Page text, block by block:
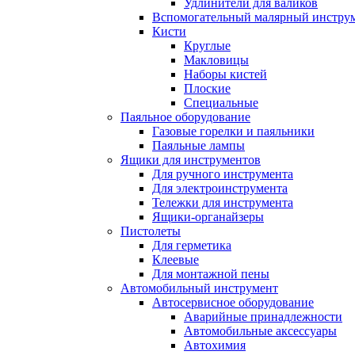
Удлинители для валиков
Вспомогательный малярный
Кисти
Круглые
Макловицы
Наборы кистей
Плоские
Специальные
Паяльное оборудование
Газовые горелки и паяльники
Паяльные лампы
Ящики для инструментов
Для ручного инструмента
Для электроинструмента
Тележки для инструмента
Ящики-органайзеры
Пистолеты
Для герметика
Клеевые
Для монтажной пены
Автомобильный инструмент
Автосервисное оборудование
Аварийные принадлежности
Автомобильные аксессуары
Автохимия